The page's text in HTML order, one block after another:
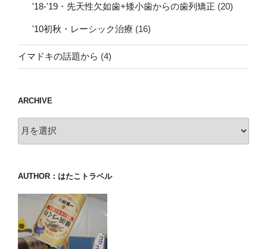
'18-'19・先天性欠如歯+矮小歯からの歯列矯正 (20)
'10初秋・レーシック治療 (16)
イマドキの話題から (4)
ARCHIVE
AUTHOR：はたこトラベル